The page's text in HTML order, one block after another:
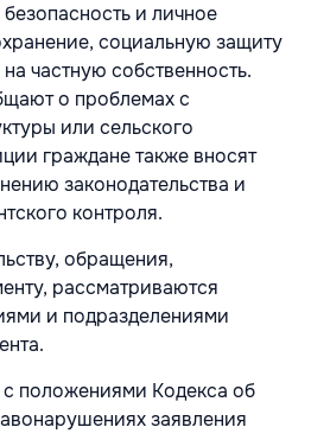
и личное
социальную защиту
частную собственность.
о проблемах с
или сельского
граждане также вносят
законодательства и
контроля.
обращения,
рассматриваются
и подразделениями
с положениями Кодекса об
заявления